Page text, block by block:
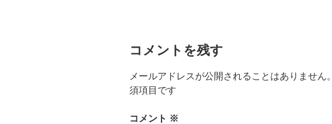
コメントを残す
メールアドレスが公開されることはありません。
須項目です
コメント ※